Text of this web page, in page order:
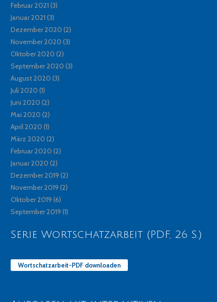
Februar 2021 (3)
Januar 2021 (3)
Dezember 2020 (2)
November 2020 (3)
Oktober 2020 (2)
September 2020 (3)
August 2020 (3)
Juli 2020 (1)
Juni 2020 (2)
Mai 2020 (2)
April 2020 (1)
März 2020 (2)
Februar 2020 (2)
Januar 2020 (2)
Dezember 2019 (2)
November 2019 (2)
Oktober 2019 (6)
September 2019 (1)
Serie Wortschatzarbeit (PDF, 26 S.)
Wortschatzarbeit-PDF downloaden